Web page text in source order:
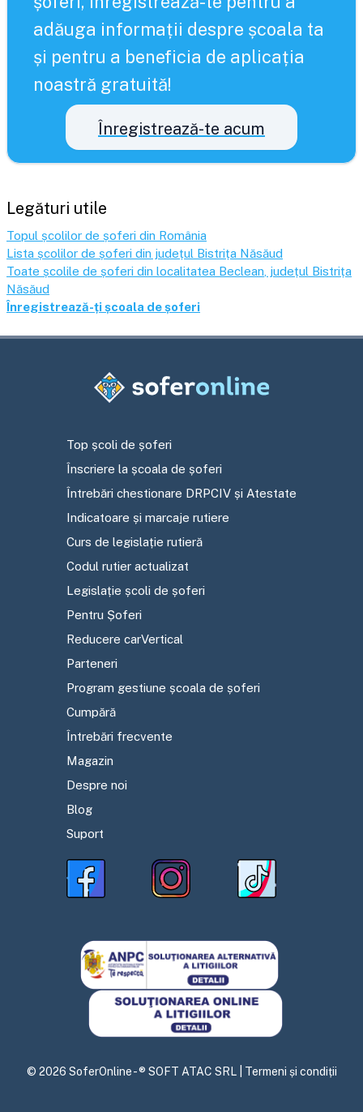
adăuga informații despre școala ta
și pentru a beneficia de aplicația
noastră gratuită!
Înregistrează-te acum
Legături utile
Topul școlilor de șoferi din România
Lista școlilor de șoferi din județul Bistrița Năsăud
Toate școlile de șoferi din localitatea Beclean , județul Bistrița
Năsăud
Înregistrează-ți școala de șoferi
Top școli de șoferi
Înscriere la școala de șoferi
Întrebări chestionare DRPCIV și Atestate
Indicatoare și marcaje rutiere
Curs de legislație rutieră
Codul rutier actualizat
Legislație școli de șoferi
Pentru Șoferi
Reducere carVertical
Parteneri
Program gestiune școala de șoferi
Cumpără
Întrebări frecvente
Magazin
Despre noi
Blog
Suport
© 2026 SoferOnline - ® SOFT ATAC SRL | Termeni și condiții